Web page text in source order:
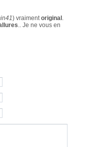
) vraimentoriginal .
.. Je ne vous en